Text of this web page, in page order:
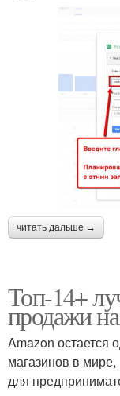
читать дальше →
Топ-14+
продажи
Amazon остается
магазинов в
для